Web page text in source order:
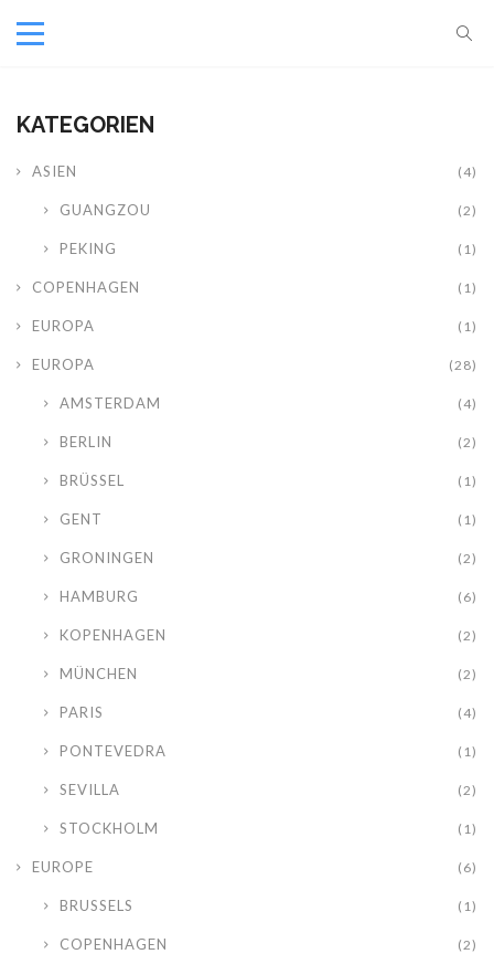
KATEGORIEN
ASIEN (4)
GUANGZOU (2)
PEKING (1)
COPENHAGEN (1)
EUROPA (1)
EUROPA (28)
AMSTERDAM (4)
BERLIN (2)
BRÜSSEL (1)
GENT (1)
GRONINGEN (2)
HAMBURG (6)
KOPENHAGEN (2)
MÜNCHEN (2)
PARIS (4)
PONTEVEDRA (1)
SEVILLA (2)
STOCKHOLM (1)
EUROPE (6)
BRUSSELS (1)
COPENHAGEN (2)